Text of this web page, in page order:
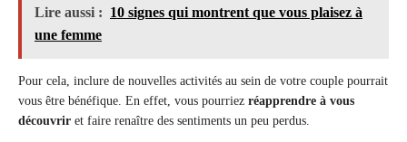
Lire aussi : 10 signes qui montrent que vous plaisez à
une femme
Pour cela, inclure de nouvelles activités au sein de votre couple pourrait
vous être bénéfique. En effet, vous pourriez réapprendre à vous
découvrir et faire renaître des sentiments un peu perdus.